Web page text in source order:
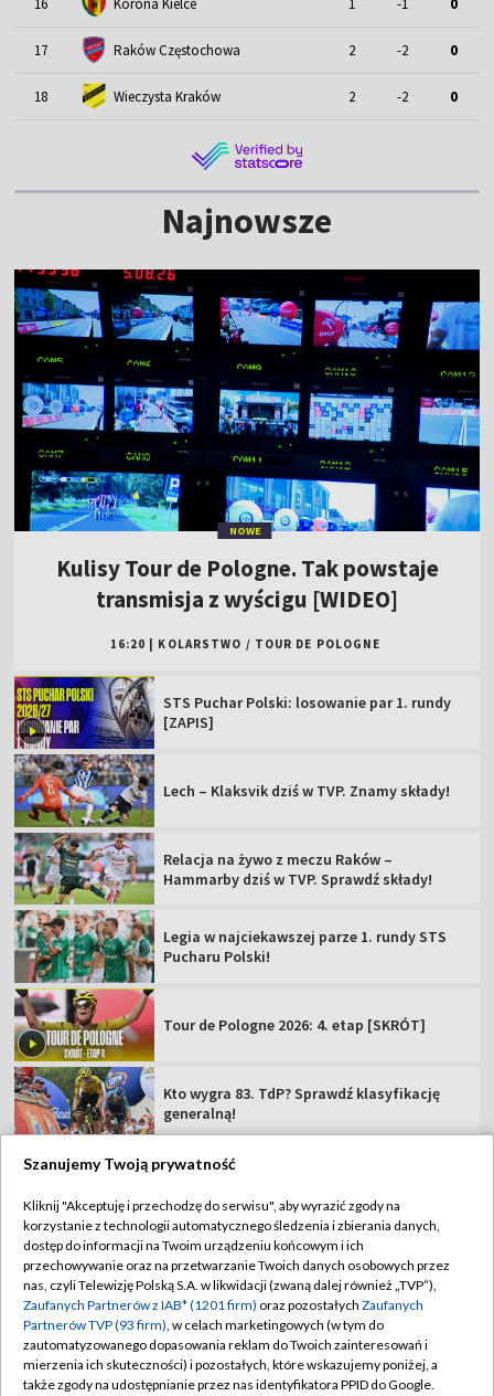
17 Raków Częstochowa 2 -2 0
18 Wieczysta Kraków 2 -2 0
Najnowsze
NOWE
Kulisy Tour de Pologne. Tak powstaje
transmisja z wyścigu [WIDEO]
16:20 KOLARSTWO / TOUR DE POLOGNE
STS Puchar Polski: losowanie par 1. rundy
[ZAPIS]
Lech – Klaksvik dziś w TVP. Znamy składy!
Relacja na żywo z meczu Raków –
Hammarby dziś w TVP. Sprawdź składy!
Legia w najciekawszej parze 1. rundy STS
Pucharu Polski!
Tour de Pologne 2026: 4. etap [SKRÓT]
Kto wygra 83. TdP? Sprawdź klasyfikację
generalną!
TVP
Abonament TVP
Sklep TVP
Biuro Reklamy
Oferta Handlowa
Regulamin TVP
Polityka prywatności
Moje zgody
Biuro reklamy
Szanujemy Twoją prywatność
Kliknij "Akceptuję i przechodzę do serwisu", aby wyrazić zgody na
korzystanie z technologii automatycznego śledzenia i zbierania danych,
dostęp do informacji na Twoim urządzeniu końcowym i ich
przechowywanie oraz na przetwarzanie Twoich danych osobowych przez
nas, czyli Telewizję Polską S.A. w likwidacji (zwaną dalej również „TVP”),
Zaufanych Partnerów z IAB* (1201 firm) oraz pozostałych Zaufanych
Partnerów TVP (93 firm), w celach marketingowych (w tym do
zautomatyzowanego dopasowania reklam do Twoich zainteresowań i
mierzenia ich skuteczności) i pozostałych, które wskazujemy poniżej, a
także zgody na udostępnianie przez nas identyfikatora PPID do Google.